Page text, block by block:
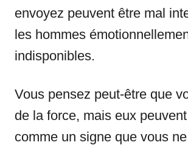
envoyez peuvent être mal
les hommes
indisponibles.
Vous pensez peut-être que
de la force, mais eux
comme un signe que vous